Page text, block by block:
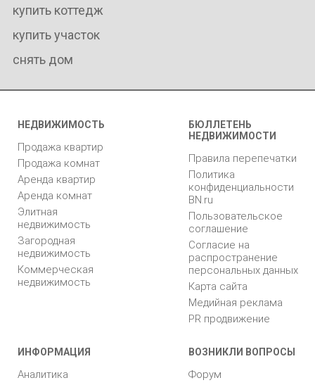
купить коттедж
купить участок
снять дом
НЕДВИЖИМОСТЬ
Продажа квартир
Продажа комнат
Аренда квартир
Аренда комнат
Элитная
недвижимость
Загородная
недвижимость
Коммерческая
недвижимость
БЮЛЛЕТЕНЬ
НЕДВИЖИМОСТИ
Правила перепечатки
Политика
конфиденциальности
BN.ru
Пользовательское
соглашение
Согласие на
распространение
персональных данных
Карта сайта
Медийная реклама
PR продвижение
ИНФОРМАЦИЯ
Аналитика
ВОЗНИКЛИ ВОПРОСЫ
Форум